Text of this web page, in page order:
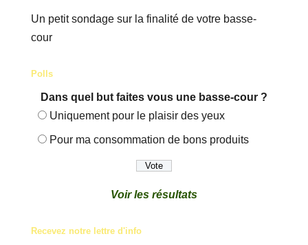
Un petit sondage sur la finalité de votre basse-
cour
Polls
Dans quel but faites vous une basse-cour ?
Uniquement pour le plaisir des yeux
Pour ma consommation de bons produits
Voir les résultats
Recevez notre lettre d'info